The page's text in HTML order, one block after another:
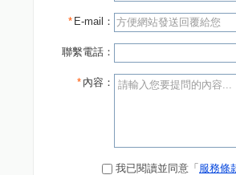
* E-mail：
聯繫電話：
* 內容：
我已閱讀並同意「 服務條